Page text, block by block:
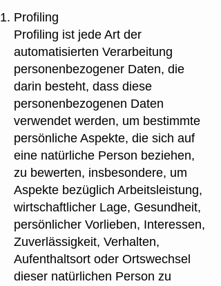
Profiling
Profiling ist jede Art der
automatisierten Verarbeitung
personenbezogener Daten, die
darin besteht, dass diese
personenbezogenen Daten
verwendet werden, um bestimmte
persönliche Aspekte, die sich auf
eine natürliche Person beziehen,
zu bewerten, insbesondere, um
Aspekte bezüglich Arbeitsleistung,
wirtschaftlicher Lage, Gesundheit,
persönlicher Vorlieben, Interessen,
Zuverlässigkeit, Verhalten,
Aufenthaltsort oder Ortswechsel
dieser natürlichen Person zu